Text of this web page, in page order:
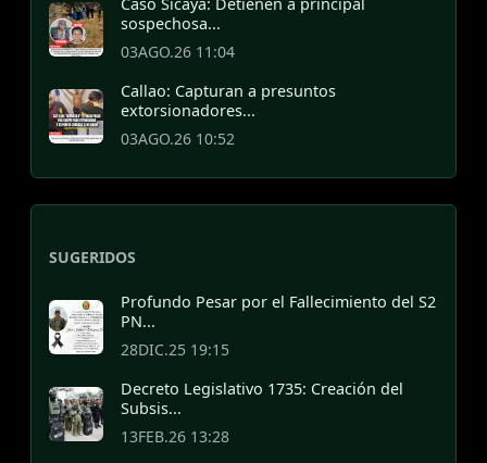
sospechosa...
03AGO.26 11:04
Callao: Capturan a presuntos
extorsionadores...
03AGO.26 10:52
SUGERIDOS
Profundo Pesar por el Fallecimiento del S2
PN...
28DIC.25 19:15
Decreto Legislativo 1735: Creación del
Subsis...
13FEB.26 13:28